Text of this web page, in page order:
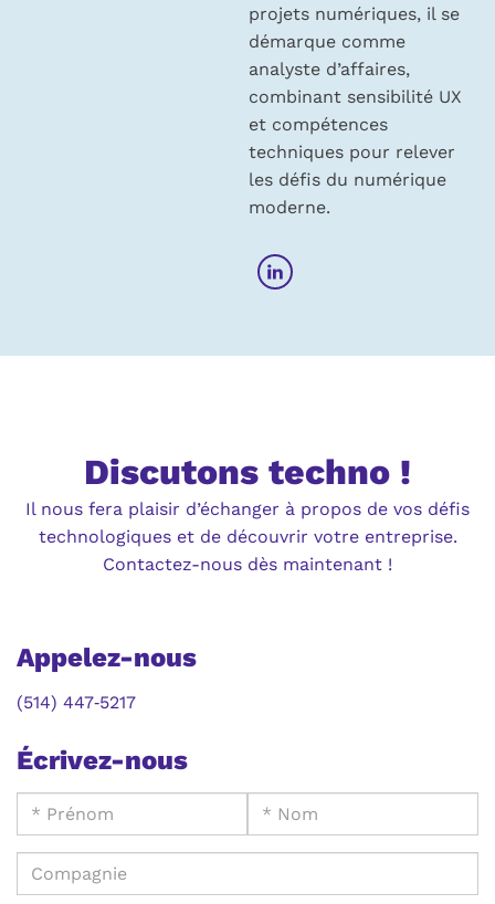
projets numériques, il se
démarque comme
analyste d’affaires,
combinant sensibilité UX
et compétences
techniques pour relever
les défis du numérique
moderne.
Discutons techno !
Il nous fera plaisir d’échanger à propos de vos défis
technologiques et de découvrir votre entreprise.
Contactez-nous dès maintenant !
Appelez-nous
(514) 447‑5217
Écrivez-nous